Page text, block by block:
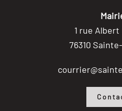
1 rue Albert
76310